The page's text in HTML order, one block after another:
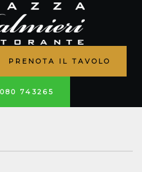
PRENOTA IL TAVOLO
743265